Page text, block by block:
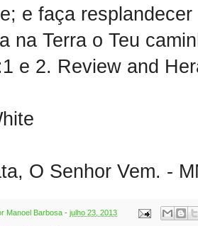
e faça
na Terra o Teu
e 2. Review and
O Senhor Vem. -
Manoel Barbosa - julho 23, 2013